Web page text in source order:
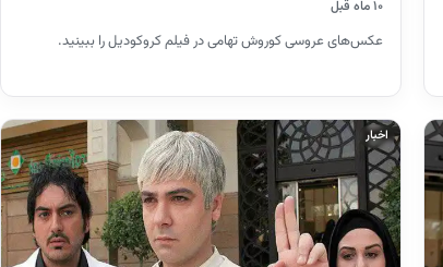
۱۰ ماه قبل
عکس‌های عروسی کوروش تهامی در فیلم کروکودیل را ببینید.
اخبار